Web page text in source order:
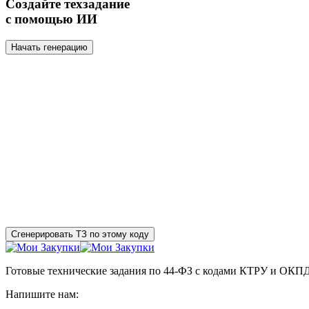
Создайте техзадание
с помощью ИИ
Начать генерацию
Сгенерировать ТЗ по этому коду
Готовые технические задания по 44-ФЗ с кодами КТРУ и
Напишите нам: